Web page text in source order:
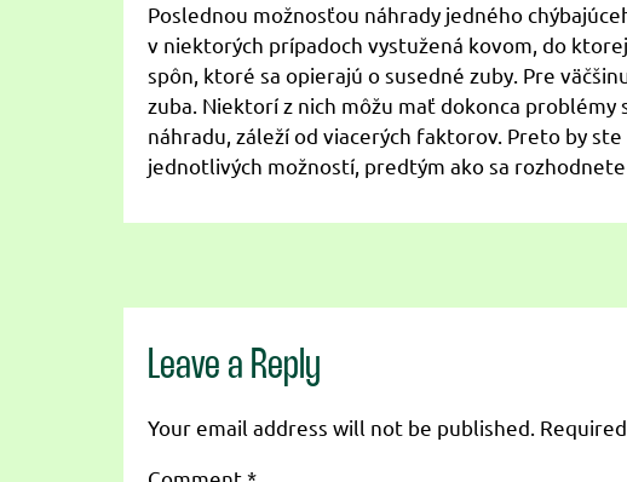
Poslednou možnosťou náhrady jedného
v niektorých prípadoch vystužená kovom, do
spôn, ktoré sa opierajú o susedné zuby. Pre
zuba. Niektorí z nich môžu mať dokonca
náhradu, záleží od viacerých faktorov. Preto by
jednotlivých možností, predtým ako sa
Leave a Reply
Your email address will not be published.